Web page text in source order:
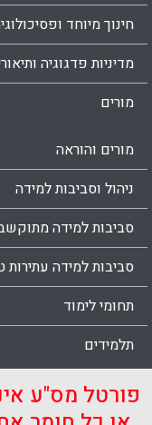
חינוך מיוחד
מדיניות פדגוגיה
מורים
מורים והוראה
ניהול וסביבות למידה
סביבות למידה
סביבות למידה עתירות
תחומי לימוד
תלמידים
פורטל מס"ע